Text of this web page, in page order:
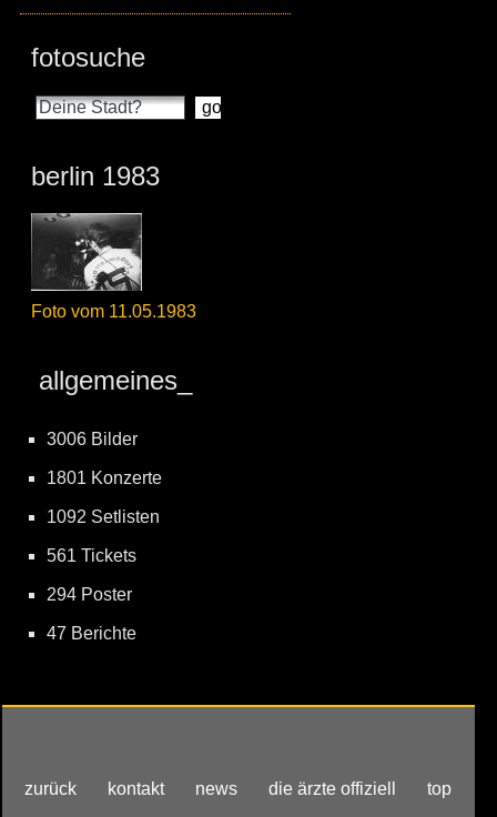
fotosuche
berlin 1983
Foto vom 11.05.1983
allgemeines_
3006 Bilder
1801 Konzerte
1092 Setlisten
561 Tickets
294 Poster
47 Berichte
zurück kontakt news die ärzte offiziell top